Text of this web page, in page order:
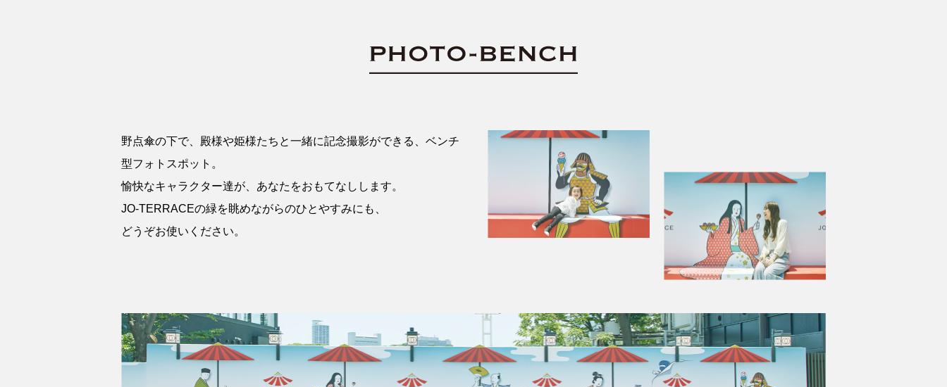
野点傘の下で、殿様や姫様たちと一緒に記念撮影ができる、ベンチ
型フォトスポット。
愉快なキャラクター達が、あなたをおもてなしします。
JO-TERRACEの緑を眺めながらのひとやすみにも、
どうぞお使いください。